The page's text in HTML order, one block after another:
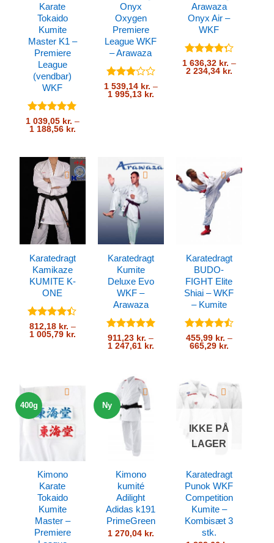
Karate
Tokaido
Kumite
Master K1 –
Premiere
League
(vendbar)
WKF
Vurderet5
ud af 5
1 039,05 kr. –
1 188,56 kr.Prisinterval:
1
188,56 kr.
Onyx
Oxygen
Premiere
League WKF
– Arawaza
Vurderet
3ud
1 539,14 kr. –
1 995,13 kr.Prisinterval:
Arawaza
Onyx Air –
WKF
Vurderet
4.3ud af
1 636,32 kr. –
2 234,34 kr.
Karatedragt
Kamikaze
KUMITE K-
ONE
Vurderet
4.33ud
812,18 kr. –
1 005,79 kr.Prisinterval:
812,18 kr.
Karatedragt
Kumite
Deluxe Evo
WKF –
Arawaza
Vurderet5
ud af 5
911,23 kr. –
1 247,61 kr.Prisinterval:
Karatedragt
BUDO-
FIGHT Elite
Shiai – WKF
– Kumite
Vurderet
4.5ud af
455,99 kr. –
665,29 kr.Prisinterval:
400g
Kimono
Karate
Tokaido
Kumite
Master –
Premiere
Ny
Kimono
kumité
Adilight
Adidas k191
PrimeGreen
1 270,04 kr.
IKKE PÅ
LAGER
Karatedragt
Punok WKF
Competition
Kumite –
Kombisæt 3
stk.